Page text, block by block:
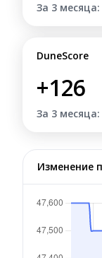
За 3 месяца:
DuneScore
+126
За 3 месяца:
Изменение